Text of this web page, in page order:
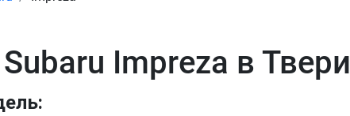
Impreza в Твери